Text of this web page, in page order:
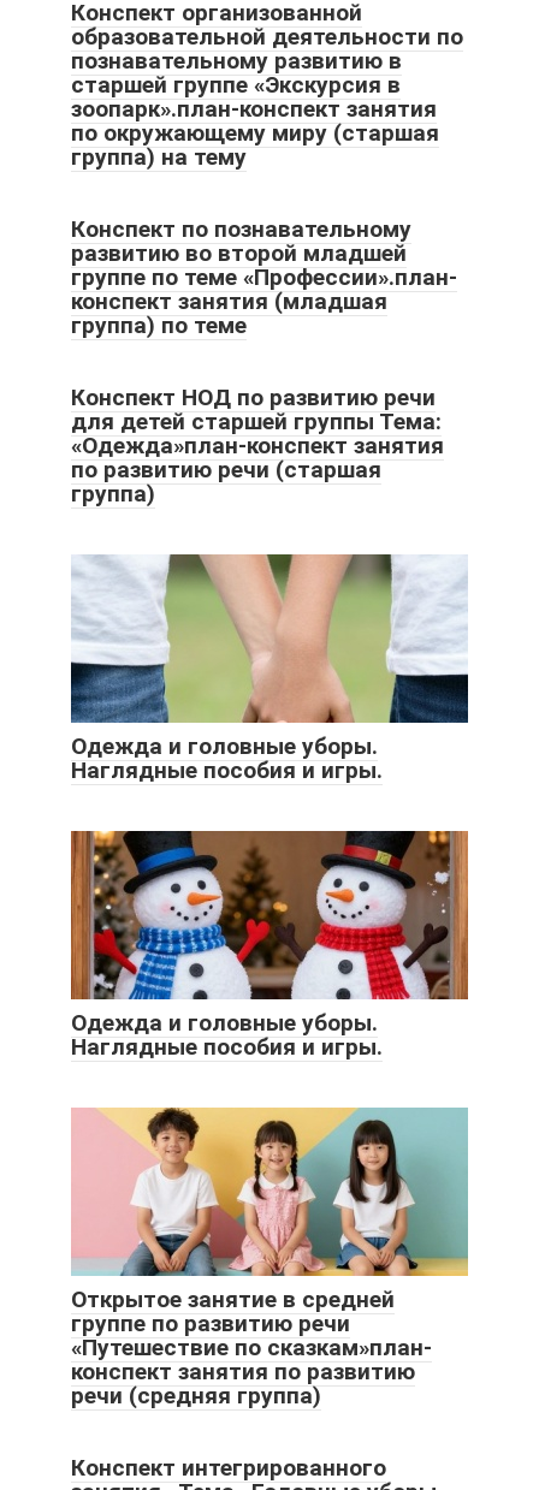
Конспект организованной
образовательной деятельности по
познавательному развитию в
старшей группе «Экскурсия в
зоопарк».план-конспект занятия
по окружающему миру (старшая
группа) на тему
Конспект по познавательному
развитию во второй младшей
группе по теме «Профессии».план-
конспект занятия (младшая
группа) по теме
Конспект НОД по развитию речи
для детей старшей группы Тема:
«Одежда»план-конспект занятия
по развитию речи (старшая
группа)
Одежда и головные уборы.
Наглядные пособия и игры.
Одежда и головные уборы.
Наглядные пособия и игры.
Открытое занятие в средней
группе по развитию речи
«Путешествие по сказкам»план-
конспект занятия по развитию
речи (средняя группа)
Конспект интегрированного